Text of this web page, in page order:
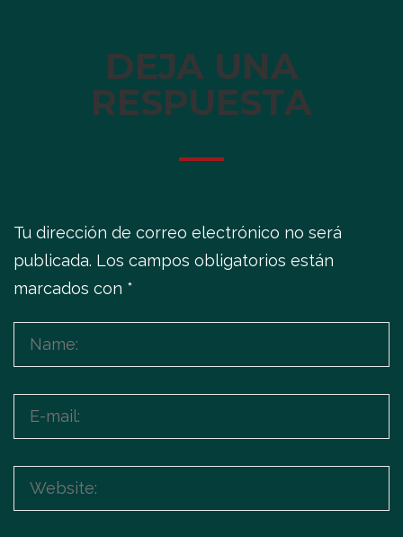
DEJA UNA
RESPUESTA
Tu dirección de correo electrónico no será
publicada. Los campos obligatorios están
marcados con *